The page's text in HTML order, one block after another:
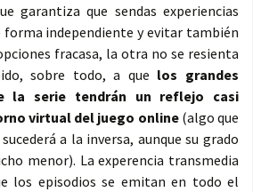
garantiza que sendas experiencias
forma independiente y evitar también
fracasa, la otra no se resienta
sobre todo, a que los grandes
la serie tendrán un reflejo casi
virtual del juego online(algo que
a la inversa, aunque su grado
menor). La experencia transmedia
los episodios se emitan en todo el